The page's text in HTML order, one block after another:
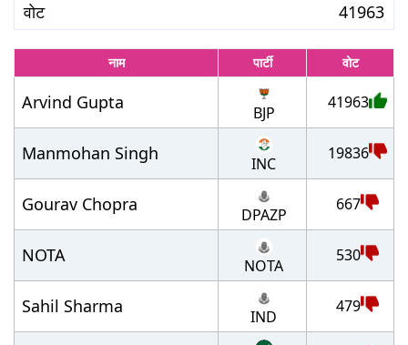
वोट 41963
नाम पार्टी वोट
Arvind Gupta BJP
41963
Manmohan Singh INC
19836
Gourav Chopra DPAZP
667
NOTA NOTA
530
Sahil Sharma IND
479